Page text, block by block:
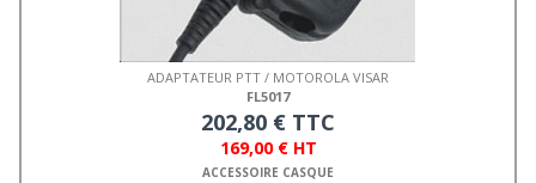
ADAPTATEUR PTT / MOTOROLA VISAR
FL5017
202,80 € TTC
169,00 € HT
ACCESSOIRE CASQUE